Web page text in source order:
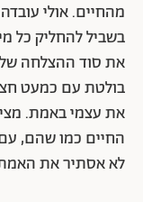
מהחיים. אולי
בשביל להחליק כל
את סוד ההצלחה
בולטת עם כמעט חצי
את עצמי באמת.
החיים כמו שהם, עם
לא אסתיר את